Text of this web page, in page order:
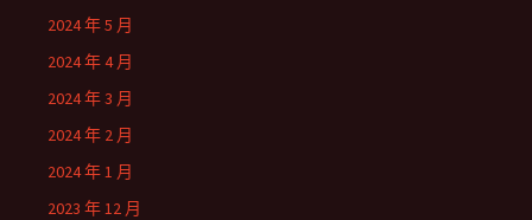
2024 年 5 月
2024 年 4 月
2024 年 3 月
2024 年 2 月
2024 年 1 月
2023 年 12 月